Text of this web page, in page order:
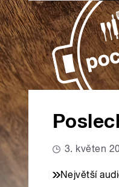
3. květen
Největší